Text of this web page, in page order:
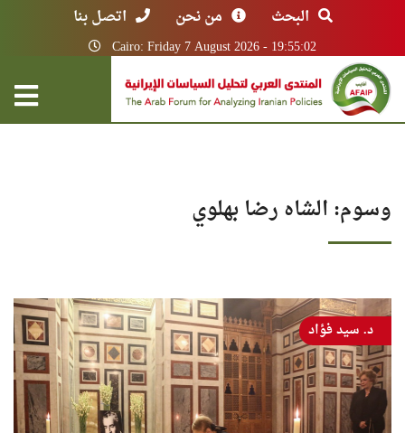
البحث من نحن اتصل بنا
Cairo: Friday 7 August 2026 - 19:55:02
وسوم: الشاه رضا بهلوي
د. سيد فؤاد